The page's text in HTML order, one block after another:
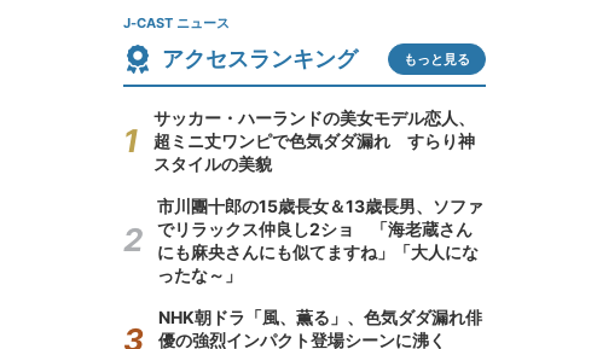
J-CAST ニュース
アクセスランキング もっと見る
サッカー・ハーランドの美女モデル恋人、
超ミニ丈ワンピで色気ダダ漏れ すらり神
スタイルの美貌
市川團十郎の15歳長女＆13歳長男、ソファ
でリラックス仲良し2ショ 「海老蔵さん
にも麻央さんにも似てますね」「大人にな
ったな～」
NHK朝ドラ「風、薫る」、色気ダダ漏れ俳
優の強烈インパクト登場シーンに沸く